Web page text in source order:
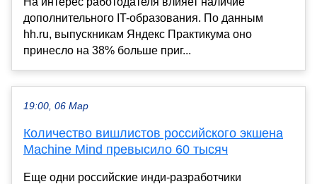
дополнительного IT-образования. По данным
hh.ru, выпускникам Яндекс Практикума оно
принесло на 38% больше приг...
19:00, 06 Мар
Количество вишлистов российского экшена
Machine Mind превысило 60 тысяч
Еще одни российские инди-разработчики